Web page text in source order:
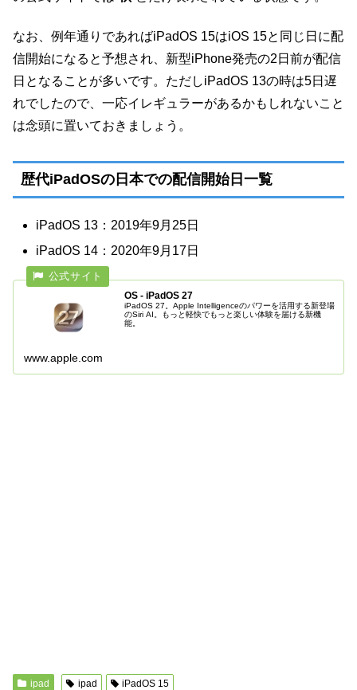
なお、例年通りであればiPadOS 15はiOS 15と同じ日に配
信開始になると予想され、新型iPhone発売の2日前が配信
日となることが多いです。ただしiPadOS 13の時は5日遅
れでしたので、一応イレギュラーがあるかもしれないこと
は念頭に置いておきましょう。
歴代iPadOSの日本での配信開始日一覧
iPadOS 13：2019年9月25日
iPadOS 14：2020年9月17日
OS - iPadOS 27
iPadOS 27。Apple Intelligenceのパワーを活用する新登場
のSiri AI。もっと軽快でもっと楽しい体験を届ける新機
能。
www.apple.com
ipad ipad iPadOS 15